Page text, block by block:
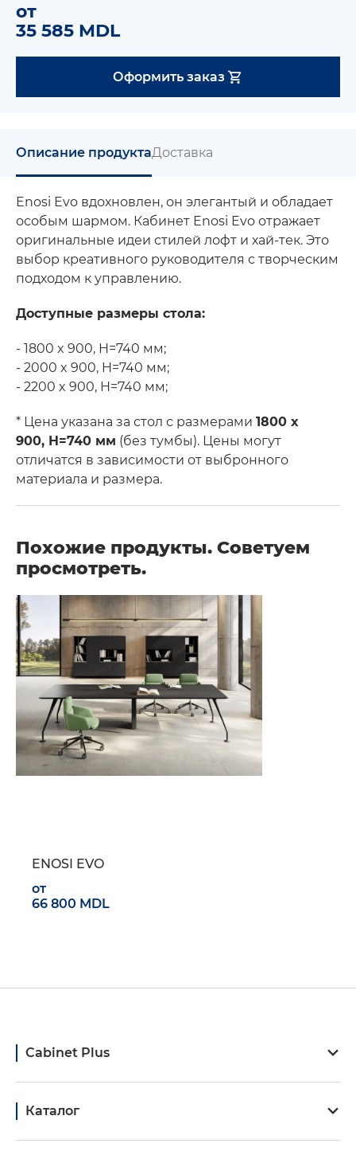
от
35 585 MDL
Оформить заказ
Описание продуктаДоставка
Enosi Evo вдохновлен, он элегантый и обладает
особым шармом. Кабинет Enosi Evo отражает
оригинальные идеи стилей лофт и хай-тек. Это
выбор креативного руководителя с творческим
подходом к управлению.
Доступные размеры стола:
- 1800 x 900, H=740 мм;
- 2000 x 900, H=740 мм;
- 2200 x 900, H=740 мм;
* Цена указана за стол с размерами 1800 x
900, H=740 мм (без тумбы). Цены могут
отличатся в зависимости от выбронного
материала и размера.
Похожие продукты. Советуем
просмотреть.
ENOSI EVO
от
66 800 MDL
Cabinet Plus
Каталог